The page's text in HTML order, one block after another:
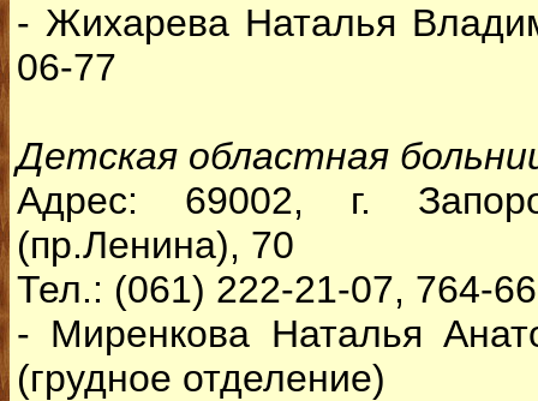
- Жихарева Наталья
06-77
Детская областная
Адрес: 69002, г.
(пр.Ленина), 70
Тел.: (061) 222-21-07, 764-
- Миренкова Наталья
(грудное отделение)